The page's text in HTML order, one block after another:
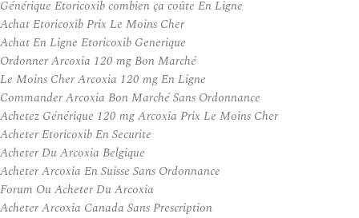
Générique Etoricoxib combien ça coûte En Ligne
Achat Etoricoxib Prix Le Moins Cher
Achat En Ligne Etoricoxib Generique
Ordonner Arcoxia 120 mg Bon Marché
Le Moins Cher Arcoxia 120 mg En Ligne
Commander Arcoxia Bon Marché Sans Ordonnance
Achetez Générique 120 mg Arcoxia Prix Le Moins Cher
Acheter Etoricoxib En Securite
Acheter Du Arcoxia Belgique
Acheter Arcoxia En Suisse Sans Ordonnance
Forum Ou Acheter Du Arcoxia
Acheter Arcoxia Canada Sans Prescription